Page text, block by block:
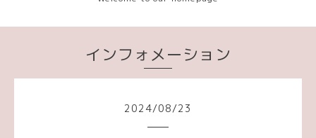
インフォメーション
2024/08/23